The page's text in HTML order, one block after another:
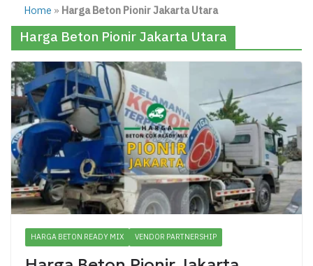
Home » Harga Beton Pionir Jakarta Utara
Harga Beton Pionir Jakarta Utara
HARGA BETON READY MIX VENDOR PARTNERSHIP